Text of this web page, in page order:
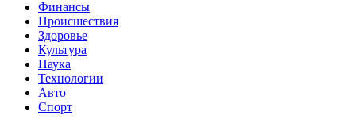
Финансы
Происшествия
Здоровье
Культура
Наука
Технологии
Авто
Спорт